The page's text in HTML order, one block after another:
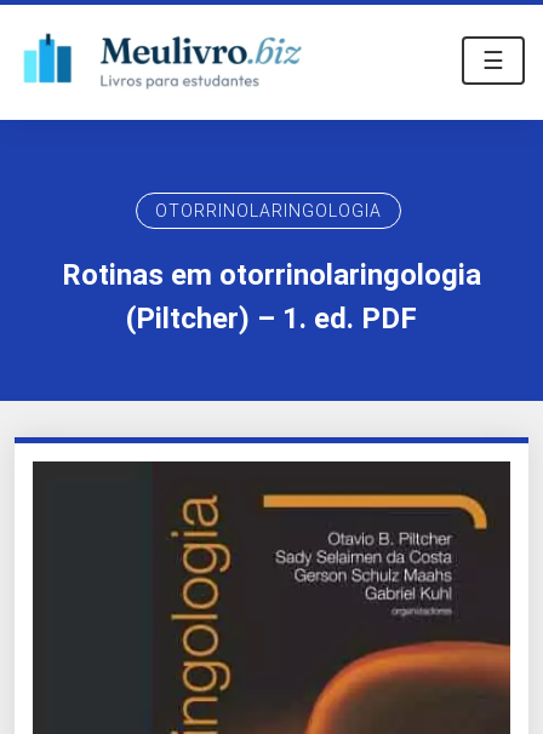
☰
OTORRINOLARINGOLOGIA
Rotinas em otorrinolaringologia
(Piltcher) – 1. ed. PDF